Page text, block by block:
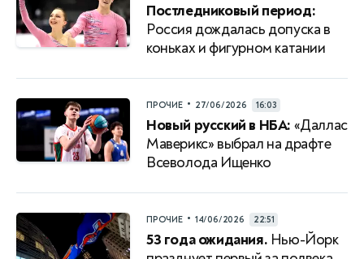
Постледниковый период:
Россия дождалась допуска в
коньках и фигурном катании
ПРОЧИЕ • 27/06/2026 16:03
Новый русский в НБА: «Даллас
Маверикс» выбрал на драфте
Всеволода Ищенко
ПРОЧИЕ • 14/06/2026 22:51
53 года ожидания. Нью-Йорк